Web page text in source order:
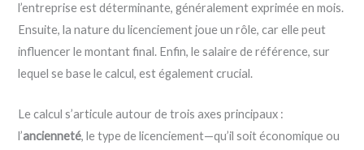
l’entreprise est déterminante, généralement exprimée en mois.
Ensuite, la nature du licenciement joue un rôle, car elle peut
influencer le montant final. Enfin, le salaire de référence, sur
lequel se base le calcul, est également crucial.
Le calcul s’articule autour de trois axes principaux :
l’ancienneté, le type de licenciement—qu’il soit économique ou